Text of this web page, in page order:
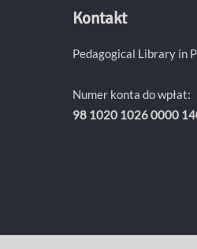
Kontakt
Pedagogical Library in
Numer konta do wpłat:
98 1020 1026 0000